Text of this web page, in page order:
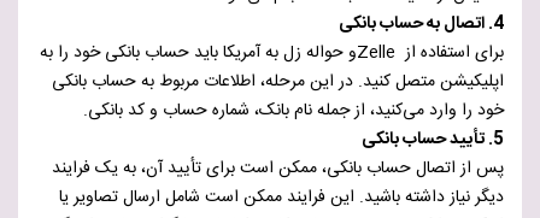
4. اتصال به حساب بانکی
برای استفاده از Zelleو حواله زل به آمریکا باید حساب بانکی خود را به
اپلیکیشن متصل کنید. در این مرحله، اطلاعات مربوط به حساب بانکی
خود را وارد می‌کنید، از جمله نام بانک، شماره حساب و کد بانکی.
5. تأیید حساب بانکی
پس از اتصال حساب بانکی، ممکن است برای تأیید آن، به یک فرایند
دیگر نیاز داشته باشید. این فرایند ممکن است شامل ارسال تصاویر یا